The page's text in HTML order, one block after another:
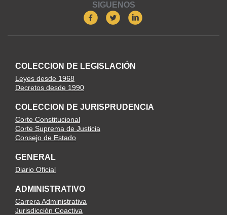
SIGUENOS
COLECCION DE LEGISLACIÓN
Leyes desde 1968
Decretos desde 1990
COLECCION DE JURISPRUDENCIA
Corte Constitucional
Corte Suprema de Justicia
Consejo de Estado
GENERAL
Diario Oficial
ADMINISTRATIVO
Carrera Administrativa
Jurisdicción Coactiva